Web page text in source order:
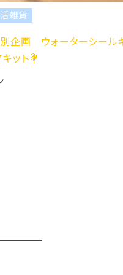
雑貨
企画 ウォーターシールキ
ット💐